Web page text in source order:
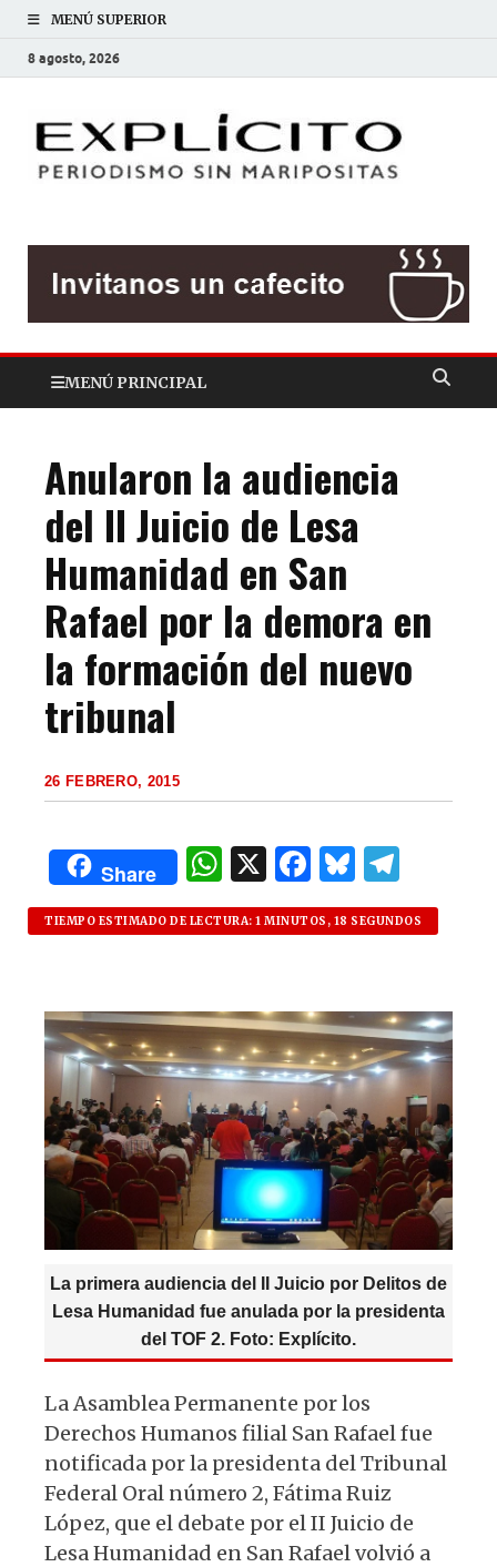
MENÚ SUPERIOR
8 agosto, 2026
MENÚ PRINCIPAL
Anularon la audiencia
del II Juicio de Lesa
Humanidad en San
Rafael por la demora en
la formación del nuevo
tribunal
26 FEBRERO, 2015
Share
W
h
at
A
p
p
X F
a
c
b
o
o
k
B
lu
es
y
el
e
ra
m
TIEMPO ESTIMADO DE LECTURA: 1 MINUTOS, 18 SEGUNDOS
La primera audiencia del II Juicio por Delitos de
Lesa Humanidad fue anulada por la presidenta
del TOF 2. Foto: Explícito.
La Asamblea Permanente por los
Derechos Humanos filial San Rafael fue
notificada por la presidenta del Tribunal
Federal Oral número 2, Fátima Ruiz
López, que el debate por el II Juicio de
Lesa Humanidad en San Rafael volvió a